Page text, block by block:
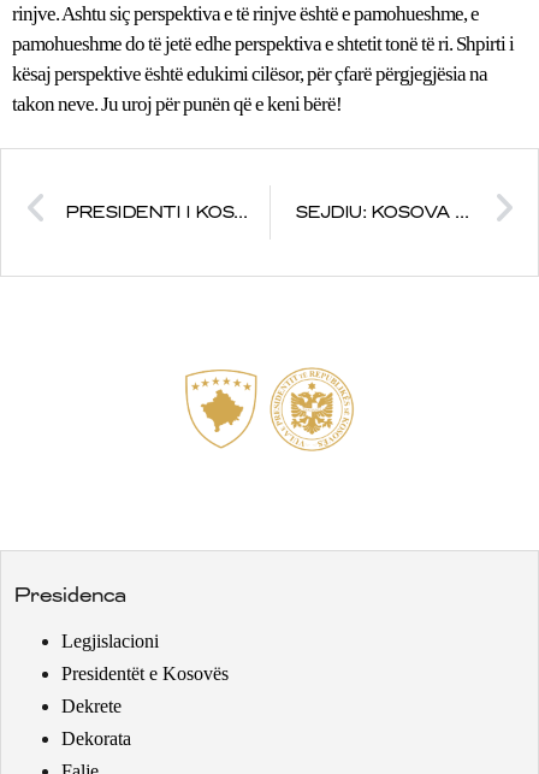
rinjve. Ashtu siç perspektiva e të rinjve është e pamohueshme, e
pamohueshme do të jetë edhe perspektiva e shtetit tonë të ri. Shpirti i
kësaj perspektive është edukimi cilësor, për çfarë përgjegjësia na
takon neve. Ju uroj për punën që e keni bërë!
PRESIDENTI I KOSOVËS, DR. FATMIR SEJDIU HAPI SOLEMNISHT FUSHATËN E KORRJE ? SHIRJEVE SEJDIU: KOSOVA E PAVARUR – FAKTOR I STABILITETIT NË RAJON
Presidenca
Legjislacioni
Presidentët e Kosovës
Dekrete
Dekorata